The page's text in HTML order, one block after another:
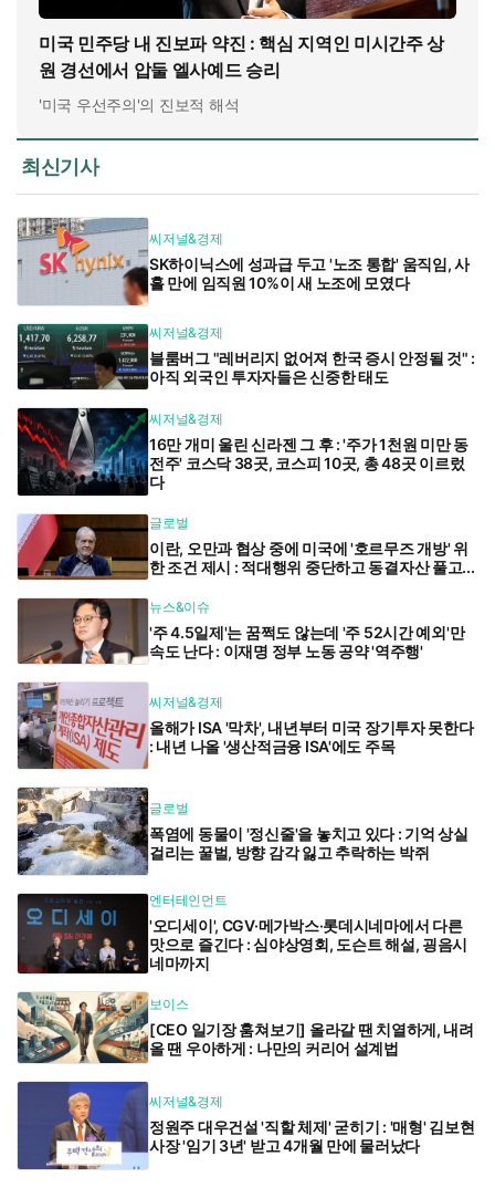
미국 민주당 내 진보파 약진 : 핵심 지역인 미시간주 상
원 경선에서 압둘 엘사예드 승리
'미국 우선주의'의 진보적 해석
최신기사
씨저널&경제
SK하이닉스에 성과급 두고 '노조 통합' 움직임, 사
흘 만에 임직원 10%이 새 노조에 모였다
씨저널&경제
블룸버그 "레버리지 없어져 한국 증시 안정될 것" :
아직 외국인 투자자들은 신중한 태도
씨저널&경제
16만 개미 울린 신라젠 그 후 : '주가 1천원 미만 동
전주' 코스닥 38곳, 코스피 10곳, 총 48곳 이르렀
다
글로벌
이란, 오만과 협상 중에 미국에 '호르무즈 개방' 위
한 조건 제시 : 적대행위 중단하고 동결자산 풀고...
뉴스&이슈
'주 4.5일제'는 꿈쩍도 않는데 '주 52시간 예외'만
속도 난다 : 이재명 정부 노동 공약 '역주행'
씨저널&경제
올해가 ISA '막차', 내년부터 미국 장기투자 못한다
: 내년 나올 '생산적금융 ISA'에도 주목
글로벌
폭염에 동물이 '정신줄'을 놓치고 있다 : 기억 상실
걸리는 꿀벌, 방향 감각 잃고 추락하는 박쥐
엔터테인먼트
'오디세이', CGV·메가박스·롯데시네마에서 다른
맛으로 즐긴다 : 심야상영회, 도슨트 해설, 굉음시
네마까지
보이스
[CEO 일기장 훔쳐보기] 올라갈 땐 치열하게, 내려
올 땐 우아하게 : 나만의 커리어 설계법
씨저널&경제
정원주 대우건설 '직할 체제' 굳히기 : '매형' 김보현
사장 '임기 3년' 받고 4개월 만에 물러났다